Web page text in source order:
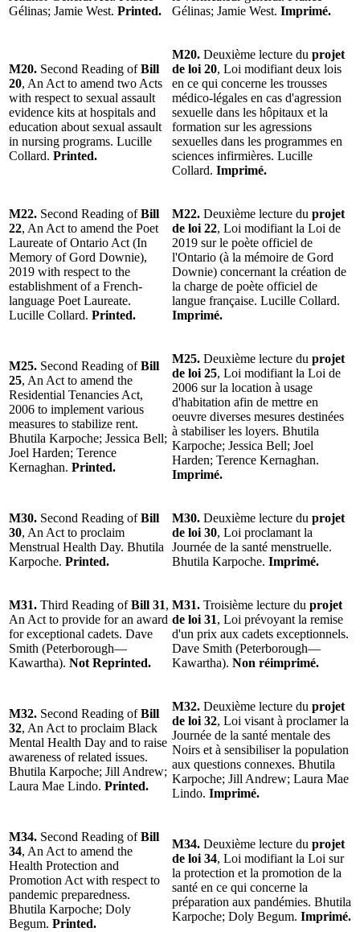
Gélinas; Jamie West. Printed.
Gélinas; Jamie West. Imprimé.
M20. Second Reading ofBill
20, An Act to amend two Acts
with respect to sexual assault
evidence kits at hospitals and
education about sexual assault
in nursing programs. Lucille
Collard. Printed.
M20. Deuxième lecture du projet
de loi 20, Loi modifiant deux lois
en ce qui concerne les trousses
médico-légales en cas d'agression
sexuelle dans les hôpitaux et la
formation sur les agressions
sexuelles dans les programmes en
sciences infirmières. Lucille
Collard. Imprimé.
M22. Second Reading ofBill
22, An Act to amend the Poet
Laureate of Ontario Act (In
Memory of Gord Downie),
2019 with respect to the
establishment of a French-
language Poet Laureate.
Lucille Collard. Printed.
M22. Deuxième lecture du projet
de loi 22, Loi modifiant la Loi de
2019 sur le poète officiel de
l'Ontario (à la mémoire de Gord
Downie) concernant la création de
la charge de poète officiel de
langue française. Lucille Collard.
Imprimé.
M25. Second Reading ofBill
25, An Act to amend the
Residential Tenancies Act,
2006 to implement various
measures to stabilize rent.
Bhutila Karpoche; Jessica Bell;
Joel Harden; Terence
Kernaghan. Printed.
M25. Deuxième lecture du projet
de loi 25, Loi modifiant la Loi de
2006 sur la location à usage
d'habitation afin de mettre en
oeuvre diverses mesures destinées
à stabiliser les loyers. Bhutila
Karpoche; Jessica Bell; Joel
Harden; Terence Kernaghan.
Imprimé.
M30. Second Reading ofBill
30, An Act to proclaim
Menstrual Health Day. Bhutila
Karpoche. Printed.
M30. Deuxième lecture du projet
de loi 30, Loi proclamant la
Journée de la santé menstruelle.
Bhutila Karpoche. Imprimé.
M31. Third Reading ofBill 31,
An Act to provide for an award
for exceptional cadets. Dave
Smith (Peterborough—
Kawartha). Not Reprinted.
M31. Troisième lecture du projet
de loi 31, Loi prévoyant la remise
d'un prix aux cadets exceptionnels.
Dave Smith (Peterborough—
Kawartha). Non réimprimé.
M32. Second Reading ofBill
32, An Act to proclaim Black
Mental Health Day and to raise
awareness of related issues.
Bhutila Karpoche; Jill Andrew;
Laura Mae Lindo. Printed.
M32. Deuxième lecture du projet
de loi 32, Loi visant à proclamer la
Journée de la santé mentale des
Noirs et à sensibiliser la population
aux questions connexes. Bhutila
Karpoche; Jill Andrew; Laura Mae
Lindo. Imprimé.
M34. Second Reading ofBill
34, An Act to amend the
Health Protection and
Promotion Act with respect to
pandemic preparedness.
Bhutila Karpoche; Doly
Begum. Printed.
M34. Deuxième lecture du projet
de loi 34, Loi modifiant la Loi sur
la protection et la promotion de la
santé en ce qui concerne la
préparation aux pandémies. Bhutila
Karpoche; Doly Begum. Imprimé.